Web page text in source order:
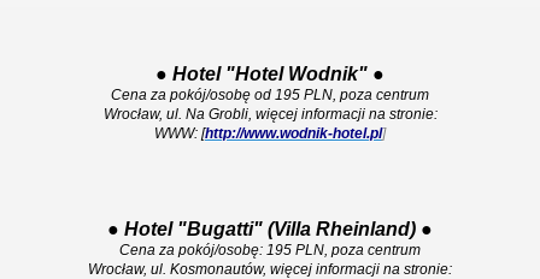
● Hotel "Hotel Wodnik" ●
Cena za pokój/osobę od 195 PLN, poza centrum
Wrocław, ul. Na Grobli, więcej informacji na stronie:
WWW: [http://www.wodnik-hotel.pl]
● Hotel "Bugatti" (Villa Rheinland) ●
Cena za pokój/osobę: 195 PLN, poza centrum
Wrocław, ul. Kosmonautów, więcej informacji na stronie: